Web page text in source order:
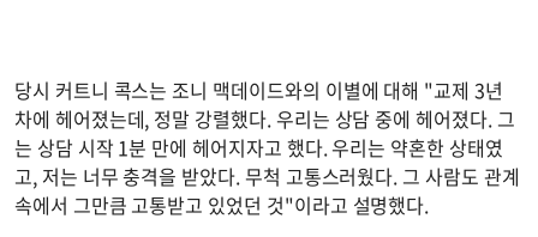
당시 커트니 콕스는 조니 맥데이드와의 이별에 대해 "교제 3년
차에 헤어졌는데, 정말 강렬했다. 우리는 상담 중에 헤어졌다. 그
는 상담 시작 1분 만에 헤어지자고 했다. 우리는 약혼한 상태였
고, 저는 너무 충격을 받았다. 무척 고통스러웠다. 그 사람도 관계
속에서 그만큼 고통받고 있었던 것"이라고 설명했다.